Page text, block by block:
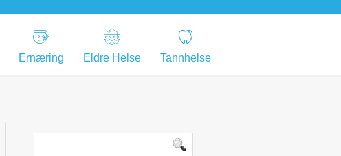
Ernæring Eldre Helse Tannhelse